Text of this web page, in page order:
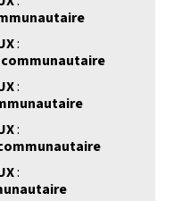
:
:
:
: